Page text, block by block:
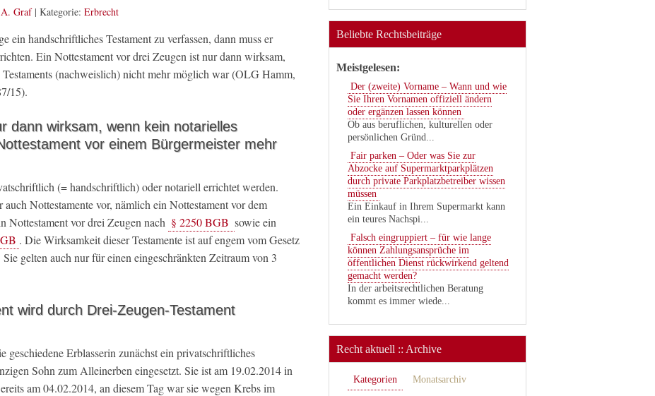
Graf| Kategorie: Erbrecht
ein handschriftliches Testament zu verfassen, dann muss er
Ein Nottestament vor drei Zeugen ist nur dann wirksam,
(nachweislich) nicht mehr möglich war (OLG Hamm,
15).
dann wirksam, wenn kein notarielles
vor einem Bürgermeister mehr
(= handschriftlich) oder notariell errichtet werden.
auch Nottestamente vor, nämlich ein Nottestament vor dem
Nottestament vor drei Zeugen nach § 2250 BGB sowie ein
. Die Wirksamkeit dieser Testamente ist auf engem vom Gesetz
gelten auch nur für einen eingeschränkten Zeitraum von 3
wird durch Drei-Zeugen-Testament
geschiedene Erblasserin zunächst ein privatschriftliches
Sohn zum Alleinerben eingesetzt. Sie ist am 19.02.2014 in
am 04.02.2014, an diesem Tag war sie wegen Krebs im
Beliebte Rechtsbeiträge
Meistgelesen:
Der (zweite) Vorname – Wann und wie
Sie Ihren Vornamen offiziell ändern
oder ergänzen lassen können
Ob aus beruflichen, kulturellen oder
persönlichen Gründ...
Fair parken – Oder was Sie zur
Abzocke auf Supermarktparkplätzen
durch private Parkplatzbetreiber wissen
müssen
Ein Einkauf in Ihrem Supermarkt kann
ein teures Nachspi...
Falsch eingruppiert – für wie lange
können Zahlungsansprüche im
öffentlichen Dienst rückwirkend geltend
gemacht werden?
In der arbeitsrechtlichen Beratung
kommt es immer wiede...
Recht aktuell :: Archive
Kategorien Monatsarchiv